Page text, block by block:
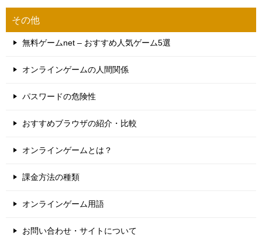
その他
無料ゲームnet – おすすめ人気ゲーム5選
オンラインゲームの人間関係
パスワードの危険性
おすすめブラウザの紹介・比較
オンラインゲームとは？
課金方法の種類
オンラインゲーム用語
お問い合わせ・サイトについて